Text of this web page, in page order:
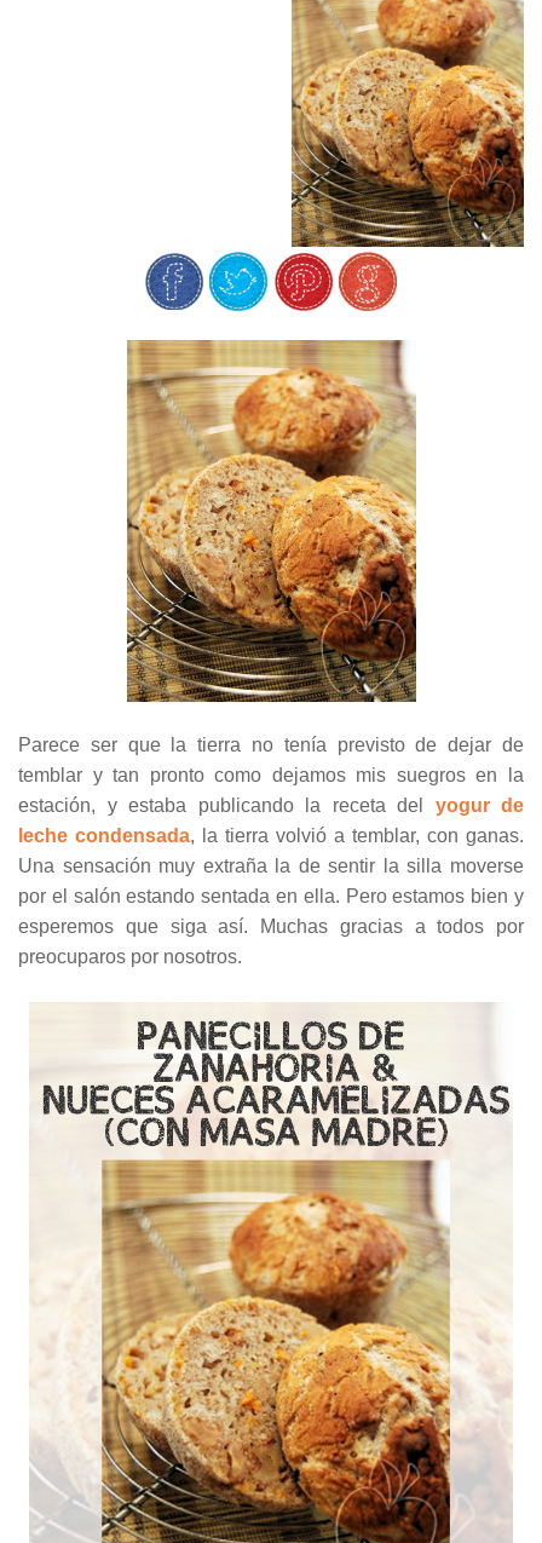
Parece ser que la tierra no tenía previsto de dejar de
temblar y tan pronto como dejamos mis suegros en la
estación, y estaba publicando la receta del yogur de
leche condensada, la tierra volvió a temblar, con ganas.
Una sensación muy extraña la de sentir la silla moverse
por el salón estando sentada en ella. Pero estamos bien y
esperemos que siga así. Muchas gracias a todos por
preocuparos por nosotros.